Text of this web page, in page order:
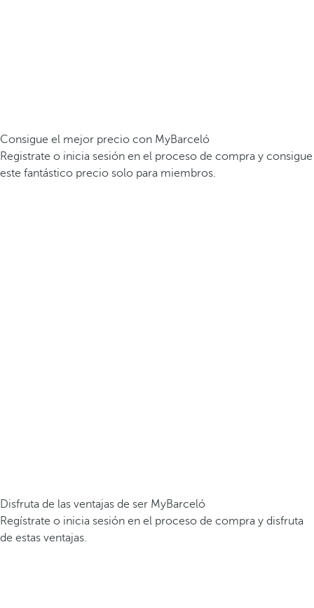
Consigue el mejor precio con MyBarceló
Registrate o inicia sesión en el proceso de compra y consigue
este fantástico precio solo para miembros.
Disfruta de las ventajas de ser MyBarceló
Regístrate o inicia sesión en el proceso de compra y disfruta
de estas ventajas.